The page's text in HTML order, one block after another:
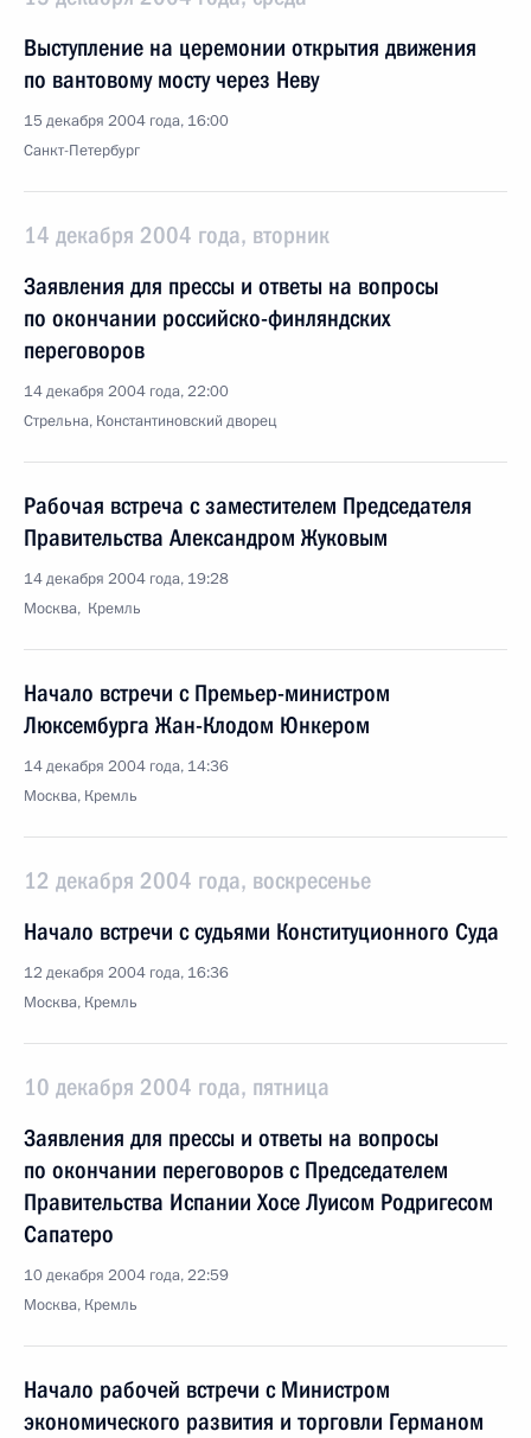
Выступление на церемонии открытия движения
по вантовому мосту через Неву
15 декабря 2004 года, 16:00
Санкт-Петербург
14 декабря 2004 года, вторник
Заявления для прессы и ответы на вопросы
по окончании российско-финляндских
переговоров
14 декабря 2004 года, 22:00
Стрельна, Константиновский дворец
Рабочая встреча с заместителем Председателя
Правительства Александром Жуковым
14 декабря 2004 года, 19:28
Москва, Кремль
Начало встречи с Премьер-министром
Люксембурга Жан-Клодом Юнкером
14 декабря 2004 года, 14:36
Москва, Кремль
12 декабря 2004 года, воскресенье
Начало встречи с судьями Конституционного Суда
12 декабря 2004 года, 16:36
Москва, Кремль
10 декабря 2004 года, пятница
Заявления для прессы и ответы на вопросы
по окончании переговоров с Председателем
Правительства Испании Хосе Луисом Родригесом
Сапатеро
10 декабря 2004 года, 22:59
Москва, Кремль
Начало рабочей встречи с Министром
экономического развития и торговли Германом